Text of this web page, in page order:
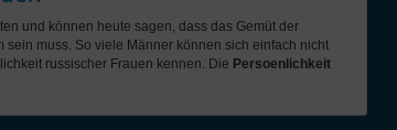
und können heute sagen, dass das Gemüt der
muss. So viele Männer können sich einfach nicht
russischer Frauen kennen. Die Persoenlichkeit